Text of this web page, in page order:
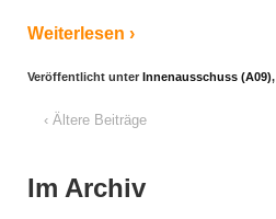
Weiterlesen ›
Veröffentlicht unter Innenausschuss (A09),
‹ Ältere Beiträge
Im Archiv